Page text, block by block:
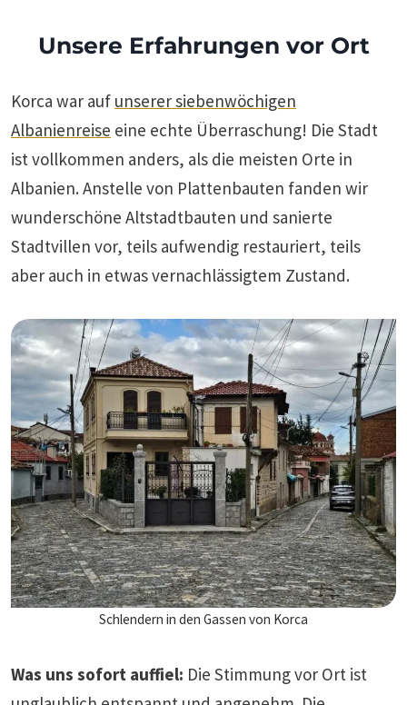
Unsere Erfahrungen vor Ort
Korca war auf unserer siebenwöchigen
Albanienreise eine echte Überraschung! Die Stadt
ist vollkommen anders, als die meisten Orte in
Albanien. Anstelle von Plattenbauten fanden wir
wunderschöne Altstadtbauten und sanierte
Stadtvillen vor, teils aufwendig restauriert, teils
aber auch in etwas vernachlässigtem Zustand.
Schlendern in den Gassen von Korca
Was uns sofort auffiel: Die Stimmung vor Ort ist